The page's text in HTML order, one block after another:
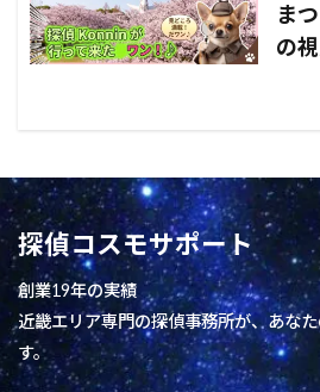
ま
の
探偵コスモサポート
創業19年の実績
近畿エリア専門の探偵事務所が、あな
す。